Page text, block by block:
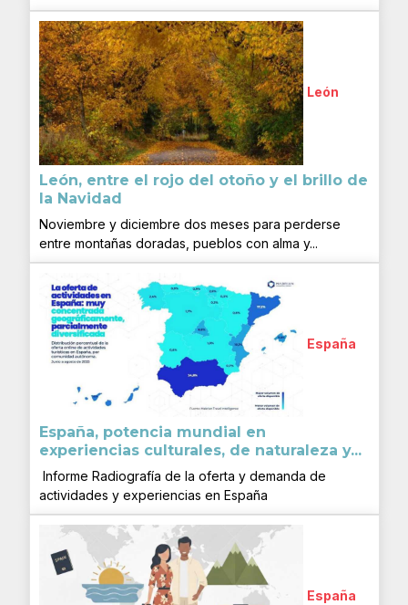
León
León, entre el rojo del otoño y el brillo de
la Navidad
Noviembre y diciembre dos meses para perderse
entre montañas doradas, pueblos con alma y...
España
España, potencia mundial en
experiencias culturales, de naturaleza y...
Informe Radiografía de la oferta y demanda de
actividades y experiencias en España
España